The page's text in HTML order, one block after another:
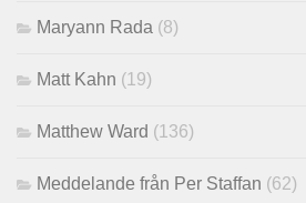
Maryann Rada (8)
Matt Kahn (19)
Matthew Ward (136)
Meddelande från Per Staffan (62)